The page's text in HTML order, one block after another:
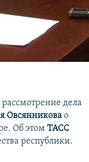
дела
Овсянникова о
Об этомТАСС
республики.